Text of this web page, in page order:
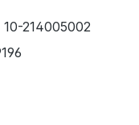
10-214005002